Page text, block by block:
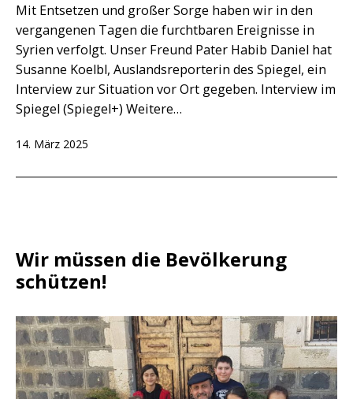
Mit Entsetzen und großer Sorge haben wir in den
vergangenen Tagen die furchtbaren Ereignisse in
Syrien verfolgt. Unser Freund Pater Habib Daniel hat
Susanne Koelbl, Auslandsreporterin des Spiegel, ein
Interview zur Situation vor Ort gegeben. Interview im
Spiegel (Spiegel+) Weitere…
Veröffentlicht
14. März 2025
Wir müssen die Bevölkerung
schützen!